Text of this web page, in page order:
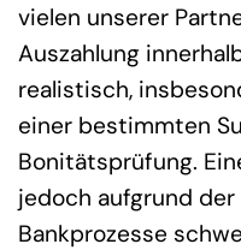
vielen unserer
Auszahlung
realistisch,
einer bestimmten
Bonitätsprüfung.
jedoch aufgrund
Bankprozesse